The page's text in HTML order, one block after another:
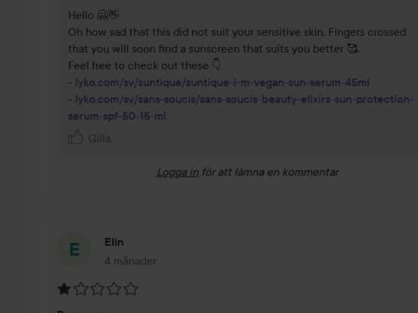
Hello 🤗👋
Oh how sad that this did not suit your sensitive skin. Fingers crossed
that you will soon find a sunscreen that suits you better 🥰.
Feel free to check out these 👇
- lyko.com/sv/suntique/suntique-i-m-vegan-sun-serum-45ml
- lyko.com/sv/sans-soucis/sans-soucis-beauty-elixirs-sun-protection-
serum-spf-50-15-ml
Gilla
Logga in för att lämna en kommentar
Elin
4 månader
Inlägget skapades 4 månader